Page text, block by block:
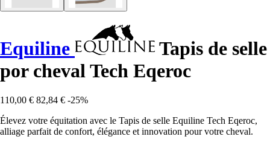
Equiline
Tapis de selle
por cheval Tech Eqeroc
110,00 € 82,84 € -25%
Élevez votre équitation avec le Tapis de selle Equiline Tech Eqeroc,
alliage parfait de confort, élégance et innovation pour votre cheval.